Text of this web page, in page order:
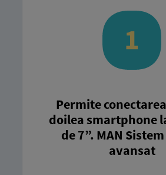
Permite
doilea smartphone
de 7”. MAN
avansat